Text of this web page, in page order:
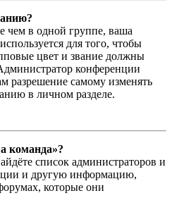
чем в одной группе, ваша
для того, чтобы
цвет и звание должны
конференции
разрешение самому изменять
в личном разделе.
команда»?
список администраторов и
и другую информацию,
которые они